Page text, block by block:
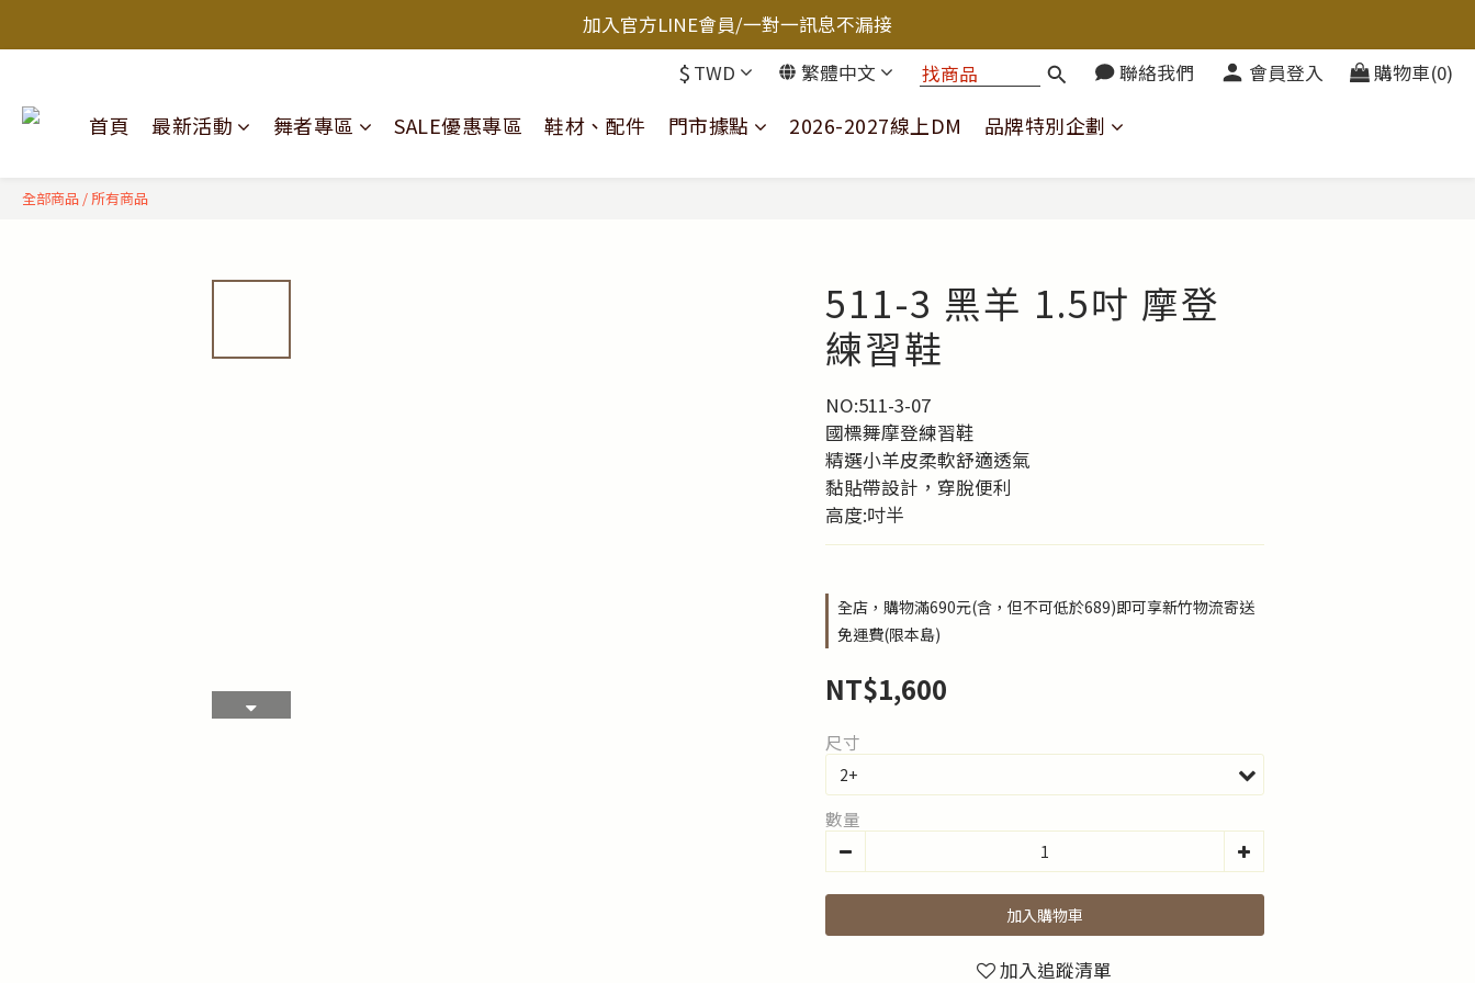
加入官方LINE會員/一對一訊息不漏接
$ TWD 繁體中文 聯絡我們 會員登入 購物車(0)
首頁 最新活動 舞者專區 SALE優惠專區 鞋材、配件 門市據點 2026-2027線上DM 品牌特別企劃
全部商品 /所有商品
511-3 黑羊 1.5吋 摩登
練習鞋
NO:511-3-07
國標舞摩登練習鞋
精選小羊皮柔軟舒適透氣
黏貼帶設計，穿脫便利
高度:吋半
全店，購物滿690元(含，但不可低於689)即可享新竹物流寄送
免運費(限本島)
NT$1,600
尺寸
數量
加入購物車
加入追蹤清單